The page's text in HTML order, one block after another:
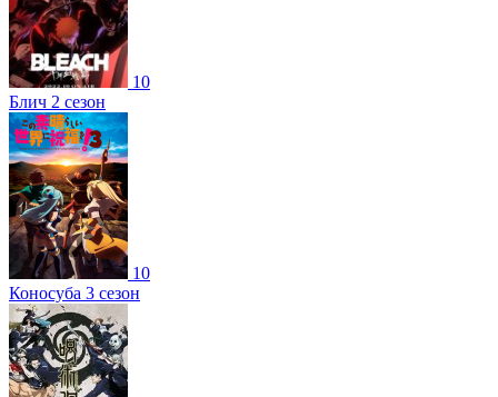
10
Блич 2 сезон
10
Коносуба 3 сезон